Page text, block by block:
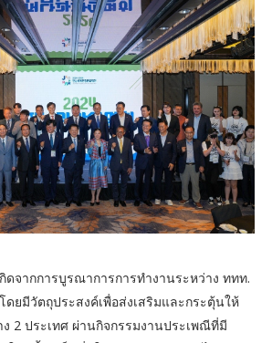
ดจากการบูรณาการการทำงานระหว่าง ททท.
ยมีวัตถุประสงค์เพื่อส่งเสริมและกระตุ้นให้
ง 2 ประเทศ ผ่านกิจกรรมงานประเพณีที่มี